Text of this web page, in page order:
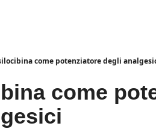
come potenziatore degli
come